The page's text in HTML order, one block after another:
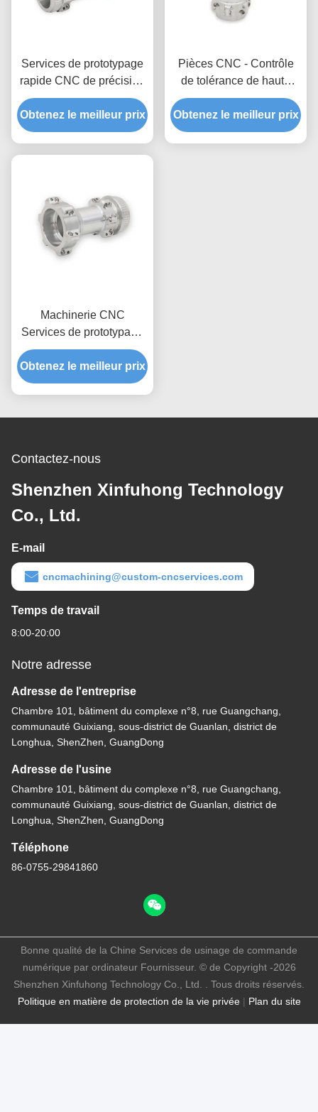
Services de prototypage
rapide CNC de précision
Tolérance personnalisée
Différents choix de finition
Obtenez le meilleur prix
Pièces CNC - Contrôle
de tolérance de haute
précision (±0,005 mm)
Services OEM
personnalisés Formation
Obtenez le meilleur prix
Machinerie CNC
Services de prototypage
rapide Pièces métalliques
usinées CNC
Obtenez le meilleur prix
Contactez-nous
Shenzhen Xinfuhong Technology
Co., Ltd.
E-mail
cncmachining@custom-cncservices.com
Temps de travail
8:00-20:00
Notre adresse
Adresse de l'entreprise
Chambre 101, bâtiment du complexe n°8, rue Guangchang,
communauté Guixiang, sous-district de Guanlan, district de
Longhua, ShenZhen, GuangDong
Adresse de l'usine
Chambre 101, bâtiment du complexe n°8, rue Guangchang,
communauté Guixiang, sous-district de Guanlan, district de
Longhua, ShenZhen, GuangDong
Téléphone
86-0755-29841860
Politique en matière de protection de la vie privée| Plan du site
Bonne qualité de la Chine Services de usinage de commande
numérique par ordinateur Fournisseur. © de Copyright -2026
Shenzhen Xinfuhong Technology Co., Ltd. . Tous droits réservés.